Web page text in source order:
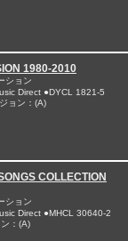
1980-2010
ション
Direct ●DYCL 1821-5
ョン：(A)
COLLECTION
ション
Direct ●MHCL 30640-2
：(A)